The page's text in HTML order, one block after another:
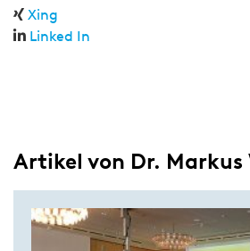
Xing
Linked In
Artikel von Dr.